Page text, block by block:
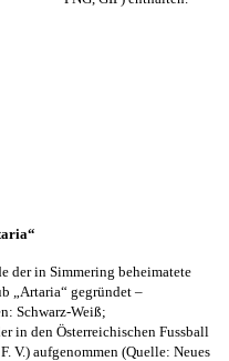
der in Simmering beheimatete
„Artaria“ gegründet –
Schwarz-Weiß;
in den Österreichischen Fussball
V.) aufgenommen (Quelle: Neues